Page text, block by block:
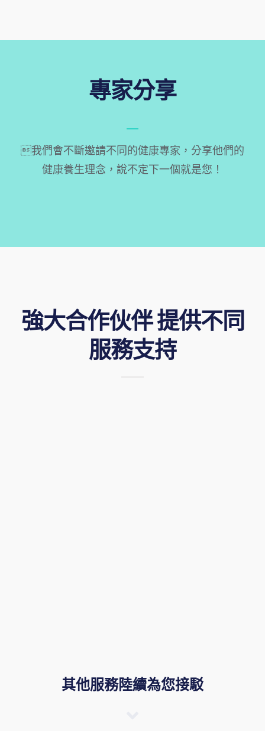
專家分享
我們會不斷邀請不同的健康專家，分享他們的
健康養生理念，說不定下一個就是您！
強大合作伙伴 提供不同
服務支持
其他服務陸續為您接駁